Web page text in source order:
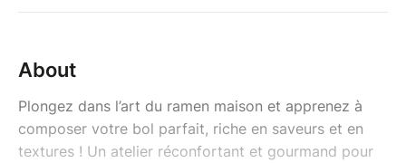
About
Plongez dans l’art du ramen maison et apprenez à
composer votre bol parfait, riche en saveurs et en
textures ! Un atelier réconfortant et gourmand pour